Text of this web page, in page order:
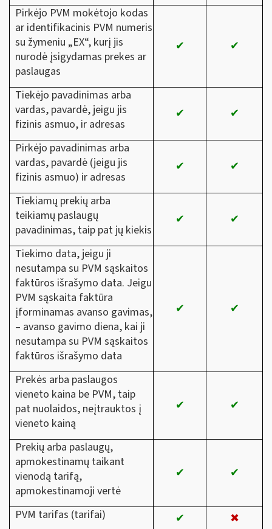
Pirkėjo PVM mokėtojo kodas
ar identifikacinis PVM numeris
su žymeniu „EX“, kurį jis
nurodė įsigydamas prekes ar
paslaugas
✔ ✔
Tiekėjo pavadinimas arba
vardas, pavardė, jeigu jis
fizinis asmuo, ir adresas
✔ ✔
Pirkėjo pavadinimas arba
vardas, pavardė (jeigu jis
fizinis asmuo) ir adresas
✔ ✔
Tiekiamų prekių arba
teikiamų paslaugų
pavadinimas, taip pat jų kiekis
✔ ✔
Tiekimo data, jeigu ji
nesutampa su PVM sąskaitos
faktūros išrašymo data. Jeigu
PVM sąskaita faktūra
įforminamas avanso gavimas,
– avanso gavimo diena, kai ji
nesutampa su PVM sąskaitos
faktūros išrašymo data
✔ ✔
Prekės arba paslaugos
vieneto kaina be PVM, taip
pat nuolaidos, neįtrauktos į
vieneto kainą
✔ ✔
Prekių arba paslaugų,
apmokestinamų taikant
vienodą tarifą,
apmokestinamoji vertė
✔ ✔
PVM tarifas (tarifai) ✔
✖